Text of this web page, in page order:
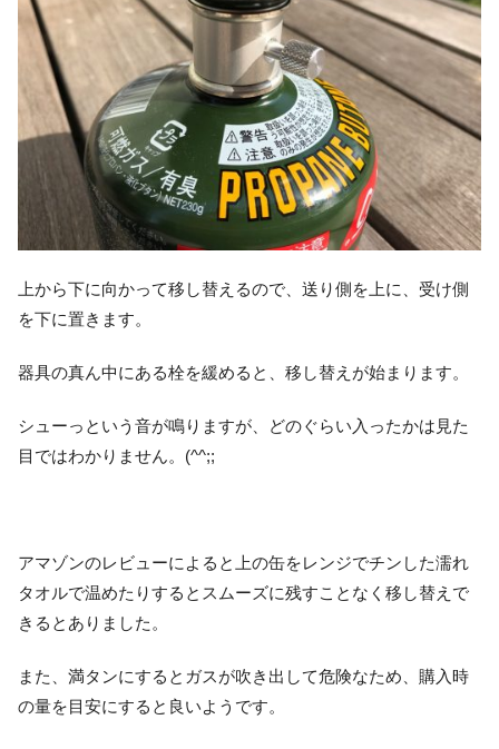
上から下に向かって移し替えるので、送り側を上に、受け側
を下に置きます。
器具の真ん中にある栓を緩めると、移し替えが始まります。
シューっという音が鳴りますが、どのぐらい入ったかは見た
目ではわかりません。(^^;;
アマゾンのレビューによると上の缶をレンジでチンした濡れ
タオルで温めたりするとスムーズに残すことなく移し替えで
きるとありました。
また、満タンにするとガスが吹き出して危険なため、購入時
の量を目安にすると良いようです。